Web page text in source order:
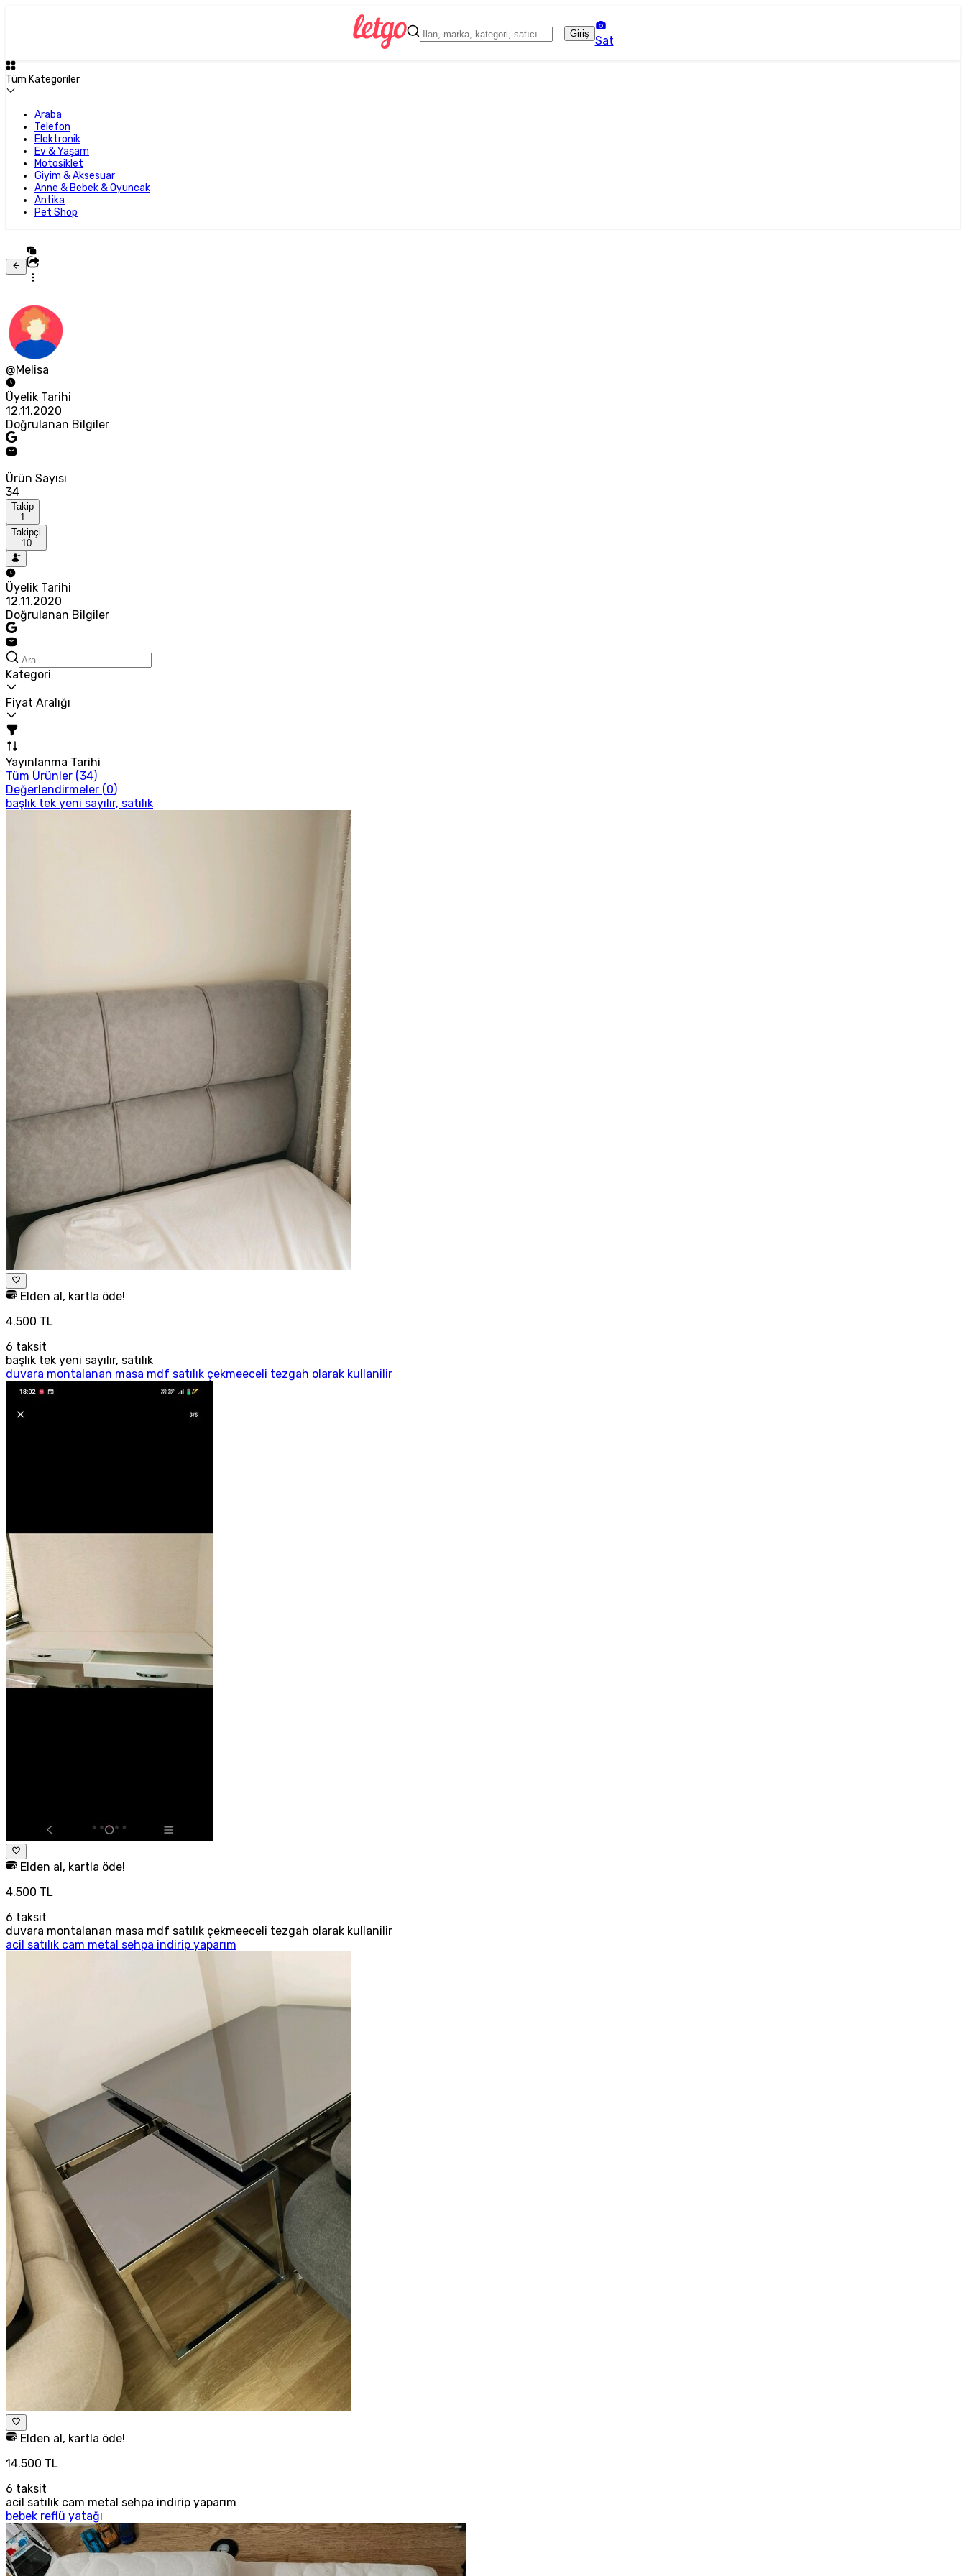
Giriş
Sat
Tüm Kategoriler
Araba
Telefon
Elektronik
Ev & Yaşam
Motosiklet
Giyim & Aksesuar
Anne & Bebek & Oyuncak
Antika
Pet Shop
@Melisa
Üyelik Tarihi
12.11.2020
Doğrulanan Bilgiler
Ürün Sayısı
34
Takip
1
Takipçi
10
Üyelik Tarihi
12.11.2020
Doğrulanan Bilgiler
Kategori
Fiyat Aralığı
Yayınlanma Tarihi
Tüm Ürünler (34)
Değerlendirmeler (0)
başlık tek yeni sayılır, satılık
Elden al, kartla öde!
4.500 TL
6 taksit
başlık tek yeni sayılır, satılık
duvara montalanan masa mdf satılık çekmeeceli tezgah olarak kullanilir
Elden al, kartla öde!
4.500 TL
6 taksit
duvara montalanan masa mdf satılık çekmeeceli tezgah olarak kullanilir
acil satılık cam metal sehpa indirip yaparım
Elden al, kartla öde!
14.500 TL
6 taksit
acil satılık cam metal sehpa indirip yaparım
bebek reflü yatağı